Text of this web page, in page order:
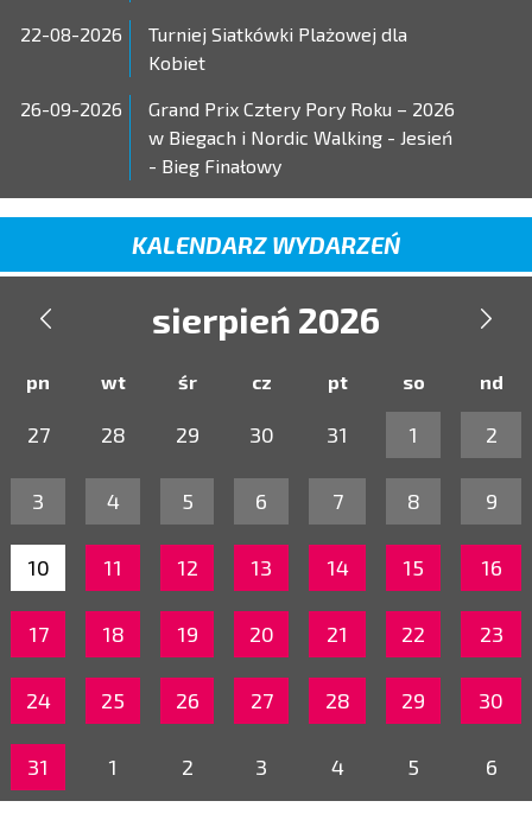
22-08-2026
Turniej Siatkówki Plażowej dla
Kobiet
26-09-2026
Grand Prix Cztery Pory Roku – 2026
w Biegach i Nordic Walking - Jesień
- Bieg Finałowy
KALENDARZ WYDARZEŃ
 sierpień 2026 
pn wt śr cz pt so nd
27 28 29 30 31 1 2
3 4 5 6 7 8 9
10 11 12 13 14 15 16
17 18 19 20 21 22 23
24 25 26 27 28 29 30
31 1 2 3 4 5 6